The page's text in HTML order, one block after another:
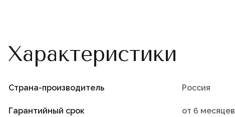
Характеристики
Страна-производитель Россия
Гарантийный срок от 6 месяцев